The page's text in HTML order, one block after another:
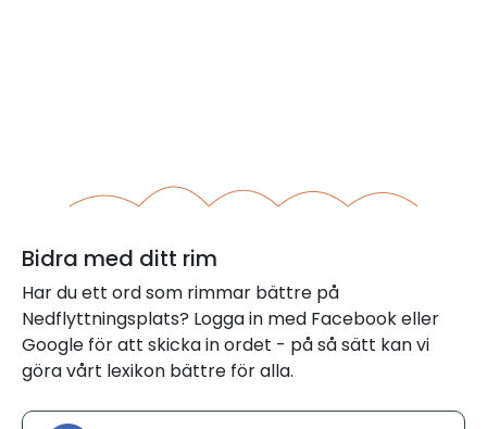
Bidra med ditt rim
Har du ett ord som rimmar bättre på
Nedflyttningsplats? Logga in med Facebook eller
Google för att skicka in ordet - på så sätt kan vi
göra vårt lexikon bättre för alla.